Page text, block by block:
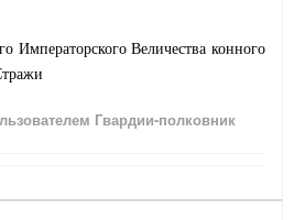
Императорского Величества конного
Гвардии-полковник